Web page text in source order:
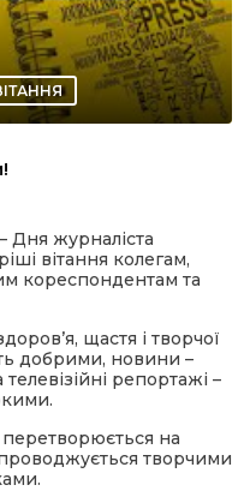
Дня журналіста
вітання колегам,
кореспондентам та
щастя і творчої
добрими, новини –
репортажі –
на
творчими